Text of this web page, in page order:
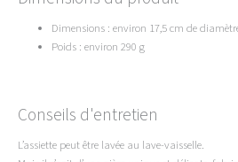
Dimensions : environ 17,5 cm de
Poids : environ 290 g
Conseils d'entretien
L’assiette peut être lavée au lave-vaisselle.